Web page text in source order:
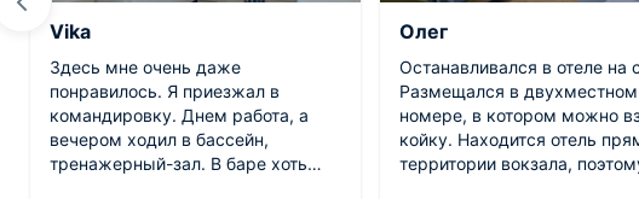
Vika
Здесь мне очень даже
понравилось. Я приезжал в
командировку. Днем работа, а
вечером ходил в бассейн,
тренажерный-зал. В баре хоть
Олег
Останавливался в отеле на
Размещался в двухместном
номере, в котором можно
койку. Находится отель
территории вокзала,